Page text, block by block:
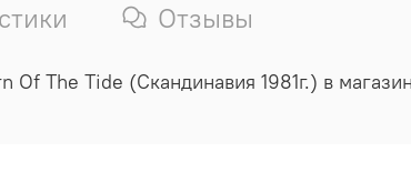
Отзывы
Of The Tide (Скандинавия 1981г.) в